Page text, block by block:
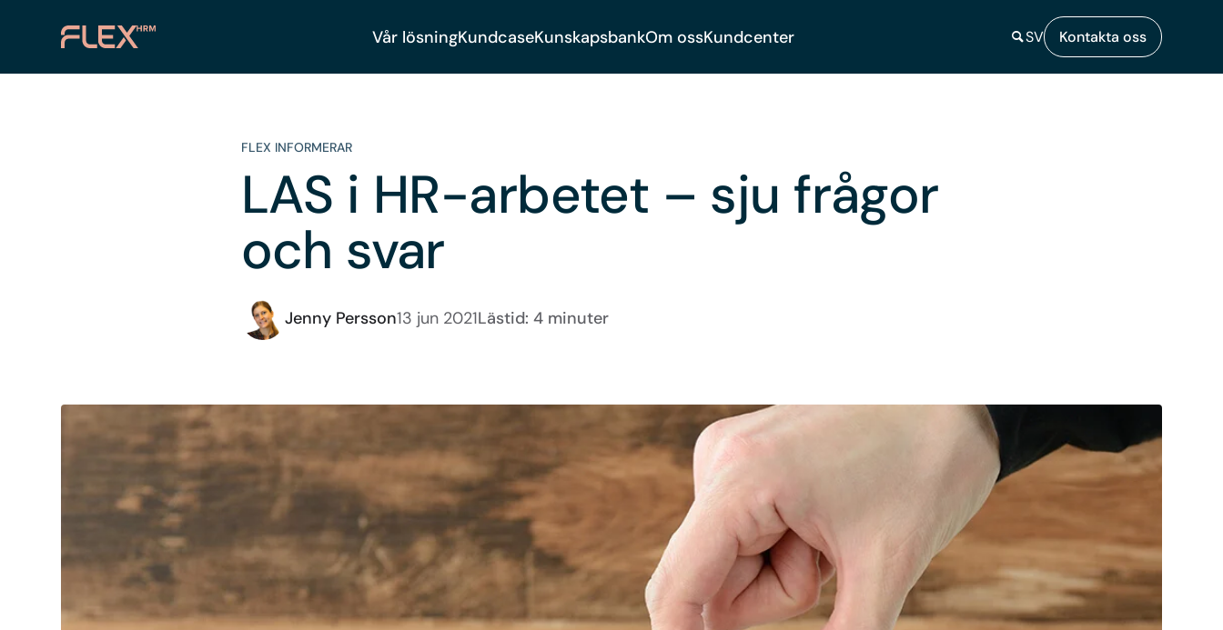
Vår lösningKundcaseKunskapsbankOm ossKundcenter SV Kontakta oss
FLEX INFORMERAR
LAS i HR-arbetet – sju frågor
och svar
Jenny Persson13 jun 2021Lästid: 4 minuter